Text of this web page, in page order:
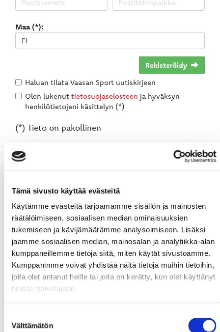
Tämä sivusto käyttää evästeitä
Käytämme evästeitä tarjoamamme sisällön ja mainosten
räätälöimiseen, sosiaalisen median ominaisuuksien
tukemiseen ja kävijämäärämme analysoimiseen. Lisäksi
jaamme sosiaalisen median, mainosalan ja analytiikka-alan
kumppaneillemme tietoja siitä, miten käytät sivustoamme.
Kumppanimme voivat yhdistää näitä tietoja muihin tietoihin,
joita olet antanut heille tai joita on kerätty, kun olet käyttänyt
heidän palvelujaan.
valinta
Välttämätön
Maa (*):
Rekisteröidy
Haluan tilata Vaasan Sport uutiskirjeen
Olen lukenut tietosuojaselosteen ja hyväksyn
henkilötietojeni käsittelyn (*)
(*) Tieto on pakollinen